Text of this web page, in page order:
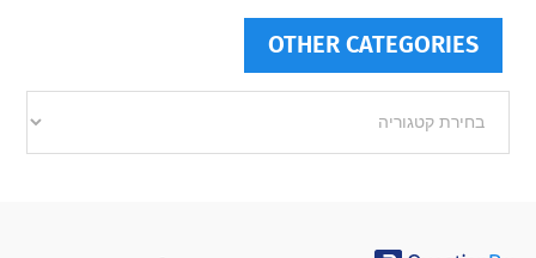
OTHER CATEGORIES
categories